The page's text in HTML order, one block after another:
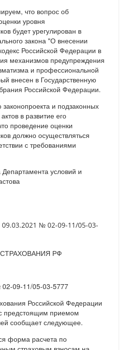
что вопрос об
уровня
будет урегулирован в
закона "О внесении
Российской Федерации в
механизмов предупреждения
и профессиональной
внесен в Государственную
Российской Федерации.
законопроекта и подзаконных
в развитие его
проведение оценки
должно осуществляться
с требованиями
условий и
№ 02-09-11/05-03-
РФ
09-11/05-03-5777
Российской Федерации
предстоящим приемом
сообщает следующее.
форма расчета по